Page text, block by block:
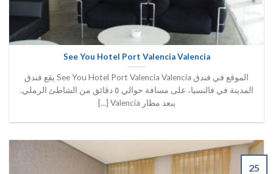
See You Hotel Port Valencia Valencia
الموقع في فندق See You Hotel Port Valencia Valencia يقع فندق
المدينة في فالنسيا، على مسافة حوالي ٥ دقائق من الشاطئ الرملي.
يبعد مطار Valencia [...]
25